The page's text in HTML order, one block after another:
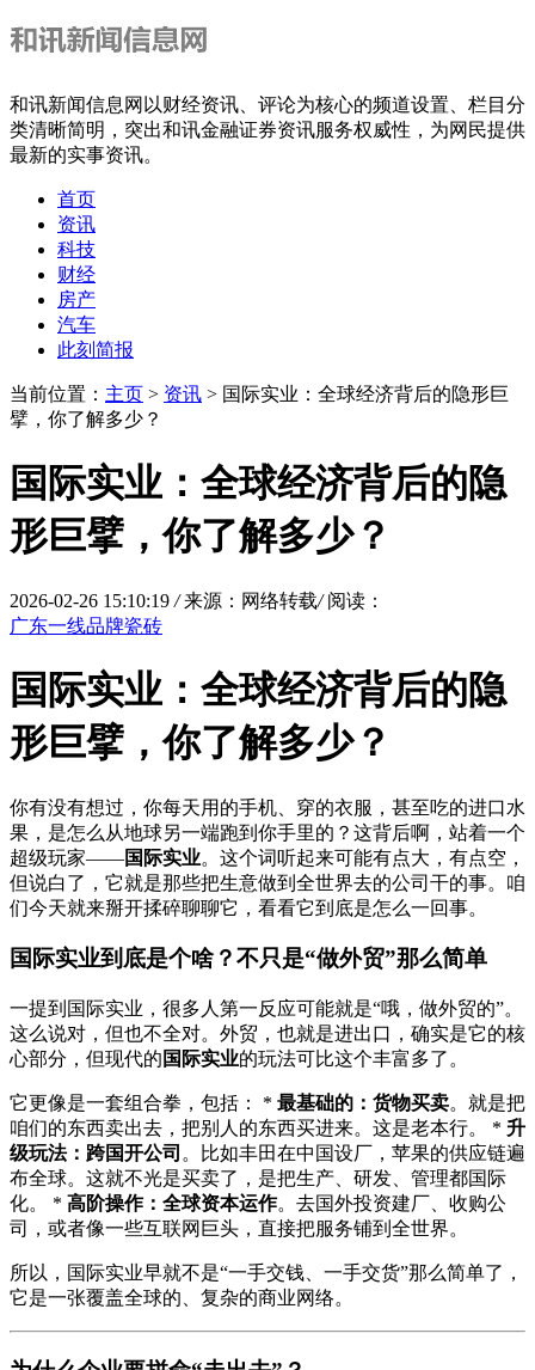
和讯新闻信息网以财经资讯、评论为核心的频道设置、栏目分
类清晰简明，突出和讯金融证券资讯服务权威性，为网民提供
最新的实事资讯。
首页
资讯
科技
财经
房产
汽车
此刻简报
当前位置： 主页 > 资讯 > 国际实业：全球经济背后的隐形巨
擘，你了解多少？
国际实业：全球经济背后的隐
形巨擘，你了解多少？
2026-02-26 15:10:19 / 来源：网络转载/ 阅读：
广东一线品牌瓷砖
国际实业：全球经济背后的隐
形巨擘，你了解多少？
你有没有想过，你每天用的手机、穿的衣服，甚至吃的进口水
果，是怎么从地球另一端跑到你手里的？这背后啊，站着一个
超级玩家——国际实业。这个词听起来可能有点大，有点空，
但说白了，它就是那些把生意做到全世界去的公司干的事。咱
们今天就来掰开揉碎聊聊它，看看它到底是怎么一回事。
国际实业到底是个啥？不只是“做外贸”那么简单
一提到国际实业，很多人第一反应可能就是“哦，做外贸的”。
这么说对，但也不全对。外贸，也就是进出口，确实是它的核
心部分，但现代的 国际实业的玩法可比这个丰富多了。
它更像是一套组合拳，包括： * 最基础的：货物买卖。就是把
咱们的东西卖出去，把别人的东西买进来。这是老本行。 * 升
级玩法：跨国开公司 。比如丰田在中国设厂，苹果的供应链遍
布全球。这就不光是买卖了，是把生产、研发、管理都国际
化。 * 高阶操作：全球资本运作。去国外投资建厂、收购公
司，或者像一些互联网巨头，直接把服务铺到全世界。
所以，国际实业早就不是“一手交钱、一手交货”那么简单了，
它是一张覆盖全球的、复杂的商业网络。